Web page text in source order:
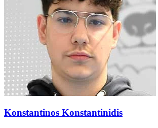
Konstantinos Konstantinidis